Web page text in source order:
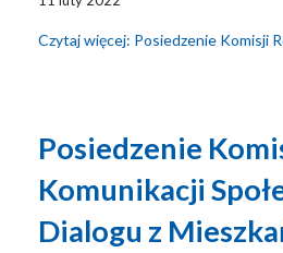
Czytaj więcej: Posiedzenie Komisji
Posiedzenie
Komunikacji
Dialogu z